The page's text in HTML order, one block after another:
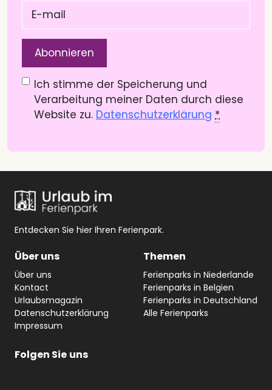
Datenschutzerklärung(Pflichtfeld)
Ich stimme der Speicherung und
Verarbeitung meiner Daten durch diese
Website zu. Datenschutzerklärung *
mail (Pflichtfeld)
Entdecken Sie hier Ihren Ferienpark.
Über uns
Über uns
Kontact
Urlaubsmagazin
Datenschutzerklärung
Impressum
Themen
Ferienparks in Niederlande
Ferienparks in Belgien
Ferienparks in Deutschland
Alle Ferienparks
Folgen Sie uns